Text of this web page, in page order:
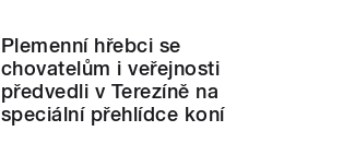
Plemenní hřebci se
chovatelům i veřejnosti
předvedli v Terezíně na
speciální přehlídce koní